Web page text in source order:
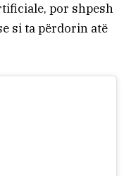
por shpesh
si ta përdorin atë